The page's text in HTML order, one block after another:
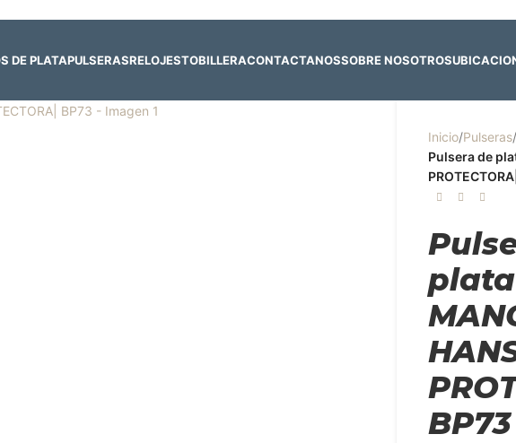
DE PLATAPULSERASRELOJESTOBILLERACONTACTANOSSOBRE NOSOTROS
Inicio/Pulseras
Pulsera de
BP73